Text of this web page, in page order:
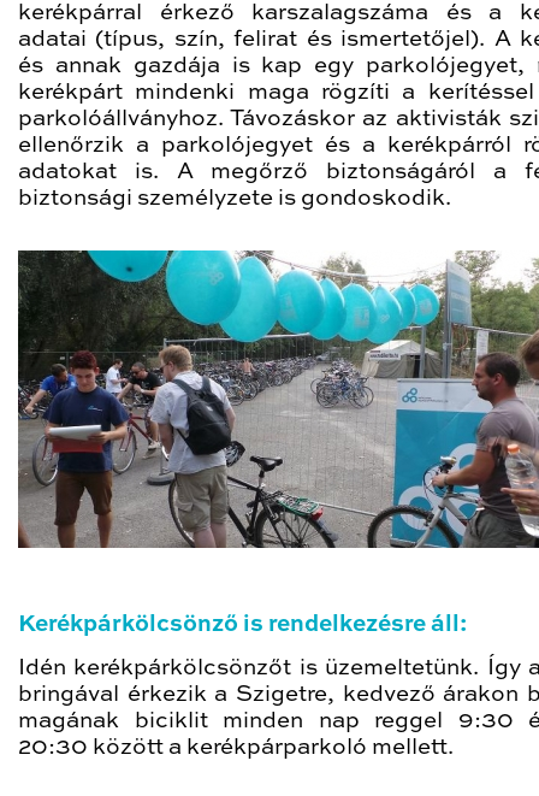
kerékpárral érkező karszalagszáma és a
adatai (típus, szín, felirat és ismertetőjel). A
és annak gazdája is kap egy parkolójegyet,
kerékpárt mindenki maga rögzíti a
parkolóállványhoz. Távozáskor az aktivisták
ellenőrzik a parkolójegyet és a kerékpárról
adatokat is. A megőrző biztonságáról a
biztonsági személyzete is gondoskodik.
Kerékpárkölcsönző is rendelkezésre áll:
Idén kerékpárkölcsönzőt is üzemeltetünk. Így
bringával érkezik a Szigetre, kedvező árakon
magának biciklit minden nap reggel 9:30
20:30 között a kerékpárparkoló mellett.